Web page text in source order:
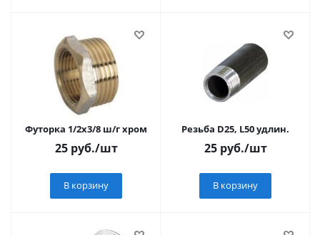
Футорка 1/2х3/8 ш/г хром
25руб./шт
В корзину
Резьба D25, L50 удлин.
25руб./шт
В корзину